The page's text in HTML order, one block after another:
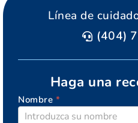
Línea de
(404)
Haga una
AGAPE
Nombre *